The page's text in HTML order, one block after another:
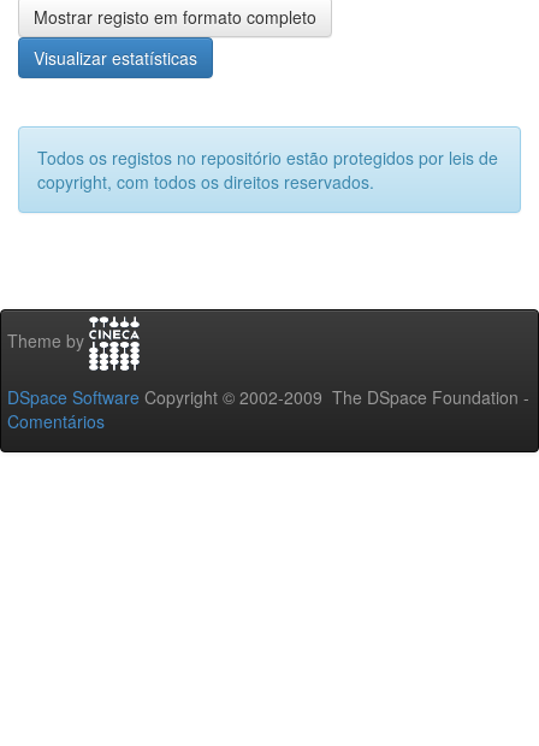
Mostrar registo em formato completo
Visualizar estatísticas
Todos os registos no repositório estão protegidos por leis de
copyright, com todos os direitos reservados.
Theme by
DSpace Software Copyright © 2002-2009 The DSpace Foundation -
Comentários